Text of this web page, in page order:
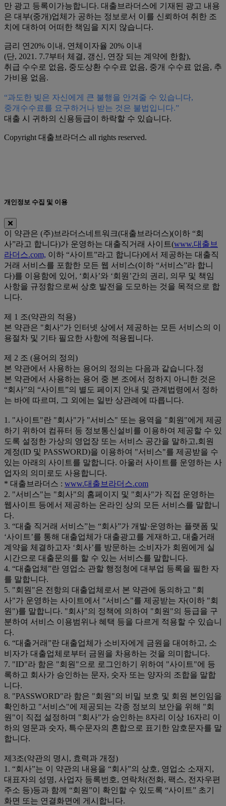
만 광고 등록이가능합니다. 대출브라더스에 기재된 광고 내용
은 대부(중개)업체가 공하는 정보로서 이를 신뢰하여 취한 조
치에 대하여 어떠한 책임을 지지 않습니다.
금리 연20% 이내, 연체이자율 20% 이내
(단, 2021. 7.7부터 체결, 갱신, 연장 되는 계약에 한함),
취급 수수로 없음, 중도상환 수수료 없음, 중개 수수료 없음, 추
가비용 없음.
“과도한 빚은 자신에게 큰 불행을 안겨줄 수 있습니다,
중개수수료를 요구하거나 받는 것은 불법입니다.”
대출 시 귀하의 신용등급이 하락할 수 있습니다.
Copyright 대출브라더스 all rights reserved.
개인정보 수집 및 이용
이 약관은 (주)브라더스네트워크(대출브라더스)(이하 “회
사”라고 합니다)가 운영하는 대출직거래 사이트(www.대출브
라더스.com, 이하 “사이트”라고 합니다)에서 제공하는 대출직
거래 서비스를 포함한 모든 웹 서비스(이하 “서비스”라 합니
다)를 이용함에 있어, ‘회사’와 ‘회원’간의 권리, 의무 및 책임
사항을 규정함으로써 상호 발전을 도모하는 것을 목적으로 합
니다.
제 1 조(약관의 적용)
본 약관은 "회사"가 인터넷 상에서 제공하는 모든 서비스의 이
용절차 및 기타 필요한 사항에 적용됩니다.
제 2 조 (용어의 정의)
본 약관에서 사용하는 용어의 정의는 다음과 같습니다.정
본 약관에서 사용하는 용어 중 본 조에서 정하지 아니한 것은
“회사”의 “사이트”의 별도 페이지 안내 및 관계법령에서 정하
는 바에 따르며, 그 외에는 일반 상관례에 따릅니다.
1. "사이트"란 "회사"가 "서비스" 또는 용역을 "회원"에게 제공
하기 위하여 컴퓨터 등 정보통신설비를 이용하여 제공할 수 있
도록 설정한 가상의 영업장 또는 서비스 공간을 말하고,회원
계정(ID 및 PASSWORD)을 이용하여 "서비스"를 제공받을 수
있는 아래의 사이트를 말합니다. 아울러 사이트를 운영하는 사
업자의 의미로도 사용합니다.
* 대출브라더스 : www.대출브라더스.com
2. "서비스"는 "회사"의 홈페이지 및 "회사"가 직접 운영하는
웹사이트 등에서 제공하는 온라인 상의 모든 서비스를 말합니
다.
3. “대출 직거래 서비스”는 “회사”가 개발·운영하는 플랫폼 및
‘사이트’를 통해 대출업체가 대출광고를 게재하고, 대출거래
계약을 체결하고자 ‘회사’를 방문하는 소비자가 회원에게 실
시간으로 대출문의를 할 수 있는 서비스를 말합니다.
4. “대출업체”란 영업소 관할 행정청에 대부업 등록을 필한 자
를 말합니다.
5. "회원"은 전항의 대출업체로서 본 약관에 동의하고 "회
사"가 운영하는 사이트에서 "서비스"를 제공받는 자(이하 "회
원")를 말합니다. "회사"의 정책에 의하여 "회원"의 등급을 구
분하여 서비스 이용범위나 혜택 등을 다르게 적용할 수 있습니
다.
6. “대출거래”란 대출업체가 소비자에게 금원을 대여하고, 소
비자가 대출업체로부터 금원을 차용하는 것을 의미합니다.
7. "ID"라 함은 "회원"으로 로그인하기 위하여 "사이트"에 등
록하고 회사가 승인하는 문자, 숫자 또는 양자의 조합을 말합
니다.
8. "PASSWORD"라 함은 "회원"의 비밀 보호 및 회원 본인임을
확인하고 "서비스"에 제공되는 각종 정보의 보안을 위해 "회
원"이 직접 설정하며 "회사"가 승인하는 8자리 이상 16자리 이
하의 영문과 숫자, 특수문자의 혼합으로 표기한 암호문자를 말
합니다.
제3조(약관의 명시, 효력과 개정)
1. “회사”는 이 약관의 내용을 “회사”의 상호, 영업소 소재지,
대표자의 성명, 사업자 등록번호, 연락처(전화, 팩스, 전자우편
주소 등)등과 함께 “회원”이 확인할 수 있도록 “사이트” 초기
화면 또는 연결화면에 게시합니다.